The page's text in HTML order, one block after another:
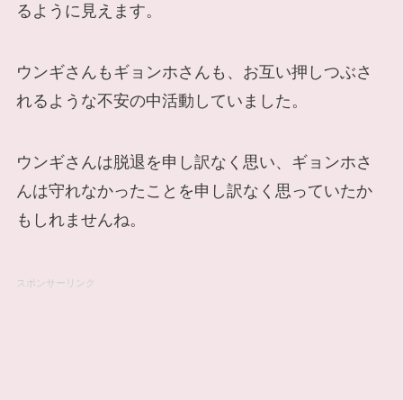
るように見えます。
ウンギさんもギョンホさんも、お互い押しつぶさ
れるような不安の中活動していました。
ウンギさんは脱退を申し訳なく思い、ギョンホさ
んは守れなかったことを申し訳なく思っていたか
もしれませんね。
スポンサーリンク